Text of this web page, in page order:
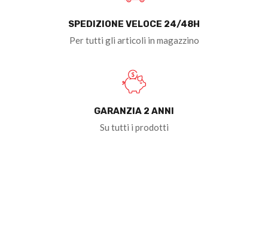
SPEDIZIONE VELOCE 24/48H
Per tutti gli articoli in magazzino
GARANZIA 2 ANNI
Su tutti i prodotti